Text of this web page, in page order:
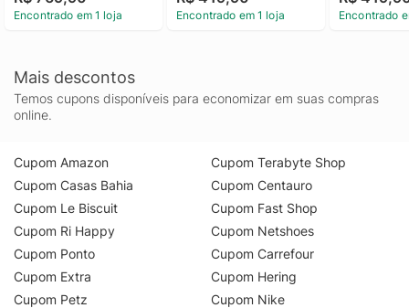
Encontrado em 1 loja Encontrado em 1 loja Encontrado
Mais descontos
Temos cupons disponíveis para economizar em suas compras
online.
Cupom Amazon
Cupom Casas Bahia
Cupom Le Biscuit
Cupom Ri Happy
Cupom Ponto
Cupom Extra
Cupom Petz
Cupom Terabyte Shop
Cupom Centauro
Cupom Fast Shop
Cupom Netshoes
Cupom Carrefour
Cupom Hering
Cupom Nike